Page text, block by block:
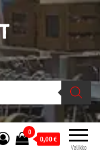
kivijalassa
on vaihtoehtomusaan
verkko- sekä
Helsingissä Kallion
sydämessä.
Valikko
0
0,00€